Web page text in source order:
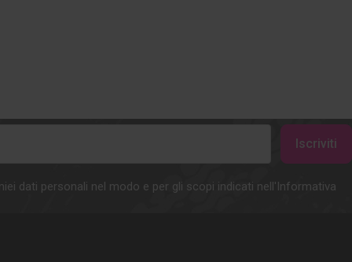
dati personali nel modo e per gli scopi indicati nell'Informativa